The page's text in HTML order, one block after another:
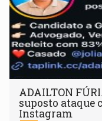
ADAILTON
suposto ataque
Instagram